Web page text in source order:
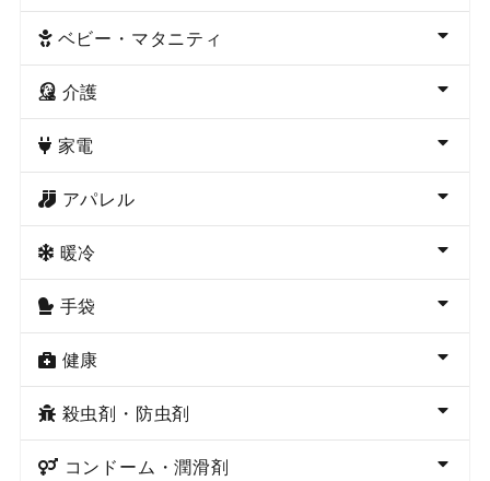
ベビー・マタニティ
介護
家電
アパレル
暖冷
手袋
健康
殺虫剤・防虫剤
コンドーム・潤滑剤